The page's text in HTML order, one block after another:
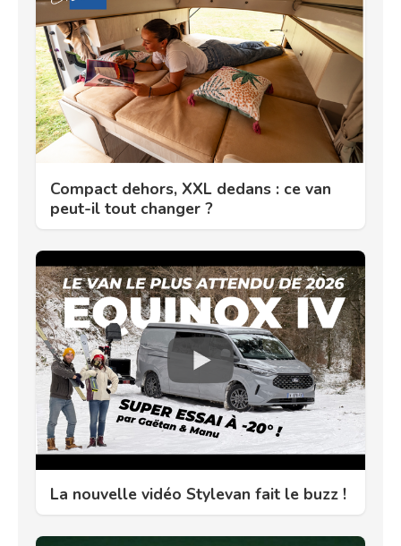
Compact dehors, XXL dedans : ce van
peut-il tout changer ?
La nouvelle vidéo Stylevan fait le buzz !